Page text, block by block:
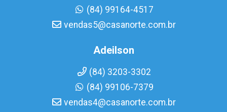
(84) 99164-4517
vendas5@casanorte.com.br
Adeilson
(84) 3203-3302
(84) 99106-7379
vendas4@casanorte.com.br